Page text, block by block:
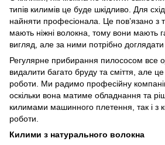
типів килимів це буде шкідливо. Для
найняти професіонала. Це пов’язано з
мають ніжні волокна, тому вони мають
вигляд, але за ними потрібно доглядати
Регулярне прибирання пилососом все
видалити багато бруду та сміття, але
роботи. Ми радимо професійну
оскільки вона матиме обладнання та
килимами машинного плетення, так і з
роботи.
Килими з натурального волокна